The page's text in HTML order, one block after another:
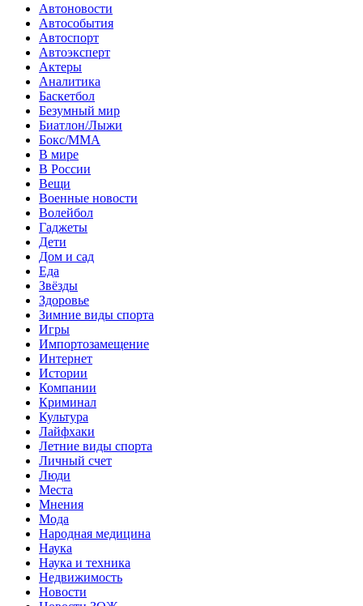
Автоновости
Автособытия
Автоспорт
Автоэксперт
Актеры
Аналитика
Баскетбол
Безумный мир
Биатлон/Лыжи
Бокс/MMA
В мире
В России
Вещи
Военные новости
Волейбол
Гаджеты
Дети
Дом и сад
Еда
Звёзды
Здоровье
Зимние виды спорта
Игры
Импортозамещение
Интернет
Истории
Компании
Криминал
Культура
Лайфхаки
Летние виды спорта
Личный счет
Люди
Места
Мнения
Мода
Народная медицина
Наука
Наука и техника
Недвижимость
Новости